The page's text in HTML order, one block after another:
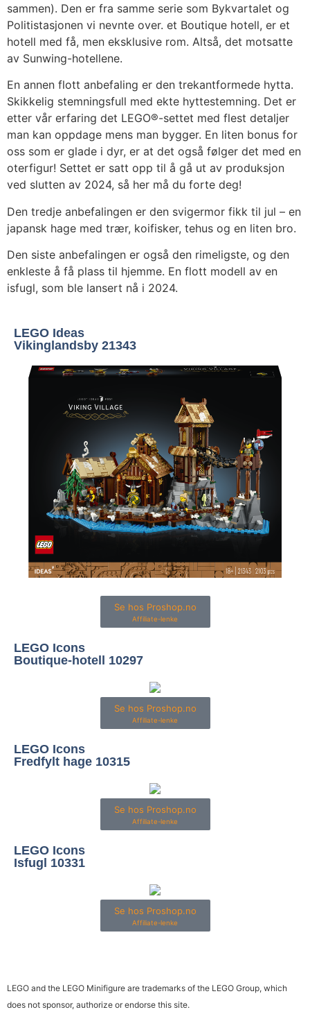
sammen). Den er fra samme serie som Bykvartalet og
Politistasjonen vi nevnte over. et Boutique hotell, er et
hotell med få, men eksklusive rom. Altså, det motsatte
av Sunwing-hotellene.
En annen flott anbefaling er den trekantformede hytta.
Skikkelig stemningsfull med ekte hyttestemning. Det er
etter vår erfaring det LEGO®-settet med flest detaljer
man kan oppdage mens man bygger. En liten bonus for
oss som er glade i dyr, er at det også følger det med en
oterfigur! Settet er satt opp til å gå ut av produksjon
ved slutten av 2024, så her må du forte deg!
Den tredje anbefalingen er den svigermor fikk til jul – en
japansk hage med trær, koifisker, tehus og en liten bro.
Den siste anbefalingen er også den rimeligste, og den
enkleste å få plass til hjemme. En flott modell av en
isfugl, som ble lansert nå i 2024.
LEGO Ideas
Vikinglandsby 21343
Se hos Proshop.no
Affiliate-lenke
LEGO Icons
Boutique-hotell 10297
Se hos Proshop.no
Affiliate-lenke
LEGO Icons
Fredfylt hage 10315
Se hos Proshop.no
Affiliate-lenke
LEGO Icons
Isfugl 10331
Se hos Proshop.no
Affiliate-lenke
LEGO and the LEGO Minifigure are trademarks of the LEGO Group, which
does not sponsor, authorize or endorse this site.